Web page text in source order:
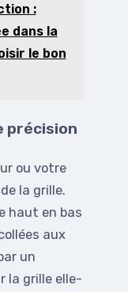
:
dans la
le bon
précision
ou votre
la grille.
haut en bas
aux
un
la grille elle-